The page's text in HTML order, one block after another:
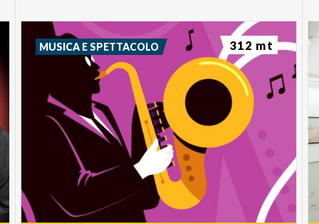
MUSICA E SPETTACOLO 312 mt